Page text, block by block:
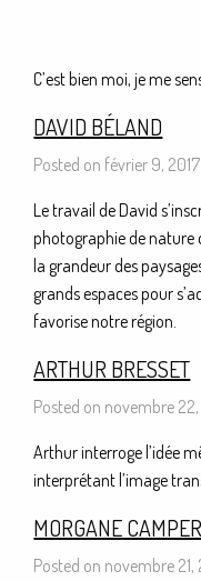
C’est bien moi, je me
DAVID BÉLAND
Posted on février 9,
Le travail de David
photographie de nature
la grandeur des
grands espaces pour
favorise notre région.
ARTHUR BRESSET
Posted on novembre
Arthur interroge l’idée
interprétant l’image
MORGANE
Posted on novembre